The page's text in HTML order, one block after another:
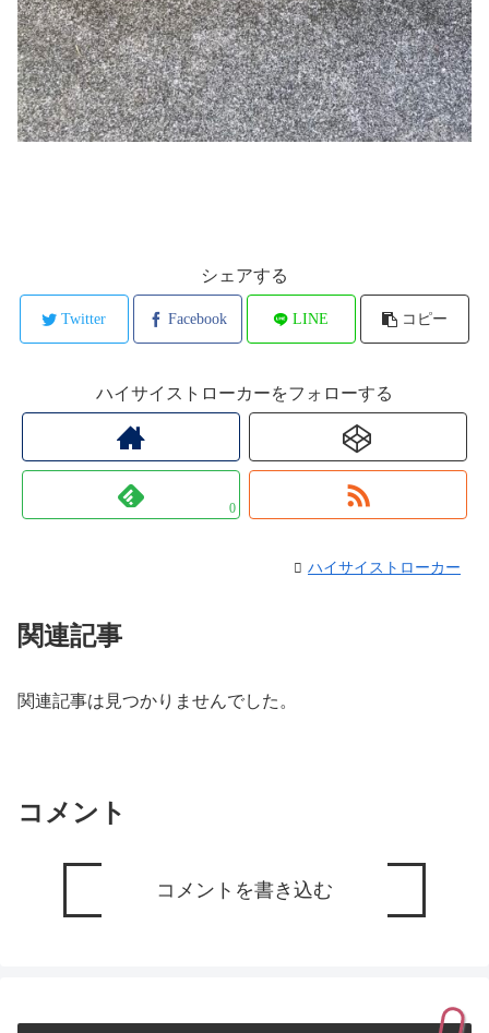
シェアする
Twitter Facebook LINE コピー
ハイサイストローカーをフォローする
0
ハイサイストローカー
関連記事
関連記事は見つかりませんでした。
コメント
コメントを書き込む